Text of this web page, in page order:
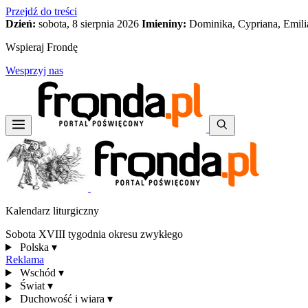
Przejdź do treści
Dzień: sobota, 8 sierpnia 2026 Imieniny: Dominika, Cypriana,
Wspieraj Frondę
Wesprzyj nas
Kalendarz liturgiczny
Sobota XVIII tygodnia okresu zwykłego
Polska ▾
Reklama
Wschód ▾
Świat ▾
Duchowość i wiara ▾